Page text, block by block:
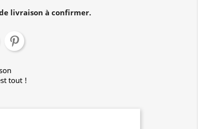
livraison à confirmer.
tout !